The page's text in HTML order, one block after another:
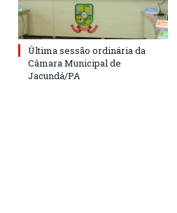
Última sessão ordinária da
Câmara Municipal de
Jacundá/PA